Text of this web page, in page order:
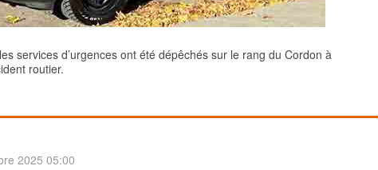
services d’urgences ont été dépêchés sur le rang du Cordon à
routier.
2025 05:00